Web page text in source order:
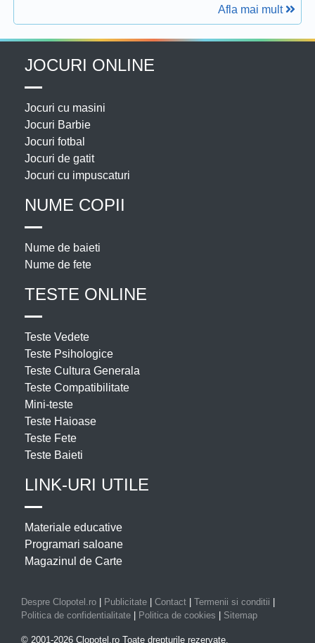
Afla mai mult
JOCURI ONLINE
Jocuri cu masini
Jocuri Barbie
Jocuri fotbal
Jocuri de gatit
Jocuri cu impuscaturi
NUME COPII
Nume de baieti
Nume de fete
TESTE ONLINE
Teste Vedete
Teste Psihologice
Teste Cultura Generala
Teste Compatibilitate
Mini-teste
Teste Haioase
Teste Fete
Teste Baieti
LINK-URI UTILE
Materiale educative
Programari saloane
Magazinul de Carte
Despre Clopotel.ro | Publicitate | Contact | Termenii si conditii |
Politica de confidentialitate | Politica de cookies | Sitemap
© 2001-2026 Clopotel.ro Toate drepturile rezervate.